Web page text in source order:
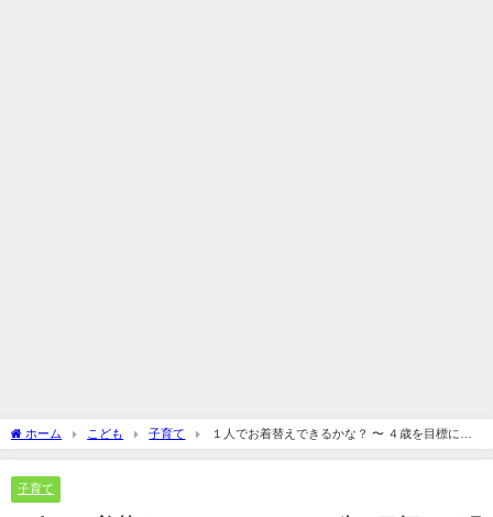
ホーム こども 子育て
１人でお着替えできるかな？ 〜 ４歳を目標に頑
張ろう
子育て